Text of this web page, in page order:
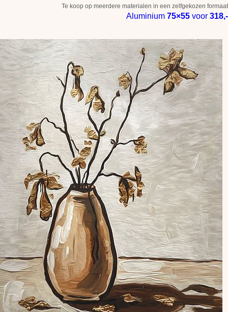
Te koop op meerdere materialen in een zelfgekozen formaat
Aluminium 75×55 voor 318,-